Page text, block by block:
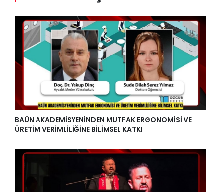
BAÜN AKADEMİSYENİNDEN MUTFAK ERGONOMİSİ VE
ÜRETİM VERİMLİLİĞİNE BİLİMSEL KATKI